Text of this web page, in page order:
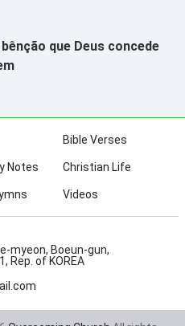
que Deus concede
Bible Verses
Notes Christian Life
Videos
myeon, Boeun-gun,
Rep. of KOREA